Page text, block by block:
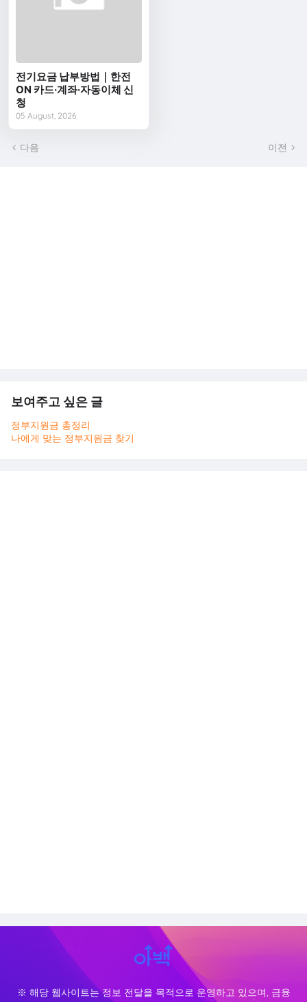
전기요금 납부방법｜한전
ON 카드·계좌·자동이체 신
청
05 August, 2026
다음 이전
보여주고 싶은 글
정부지원금 총정리
나에게 맞는 정부지원금 찾기
※ 해당 웹사이트는 정보 전달을 목적으로 운영하고 있으며, 금융